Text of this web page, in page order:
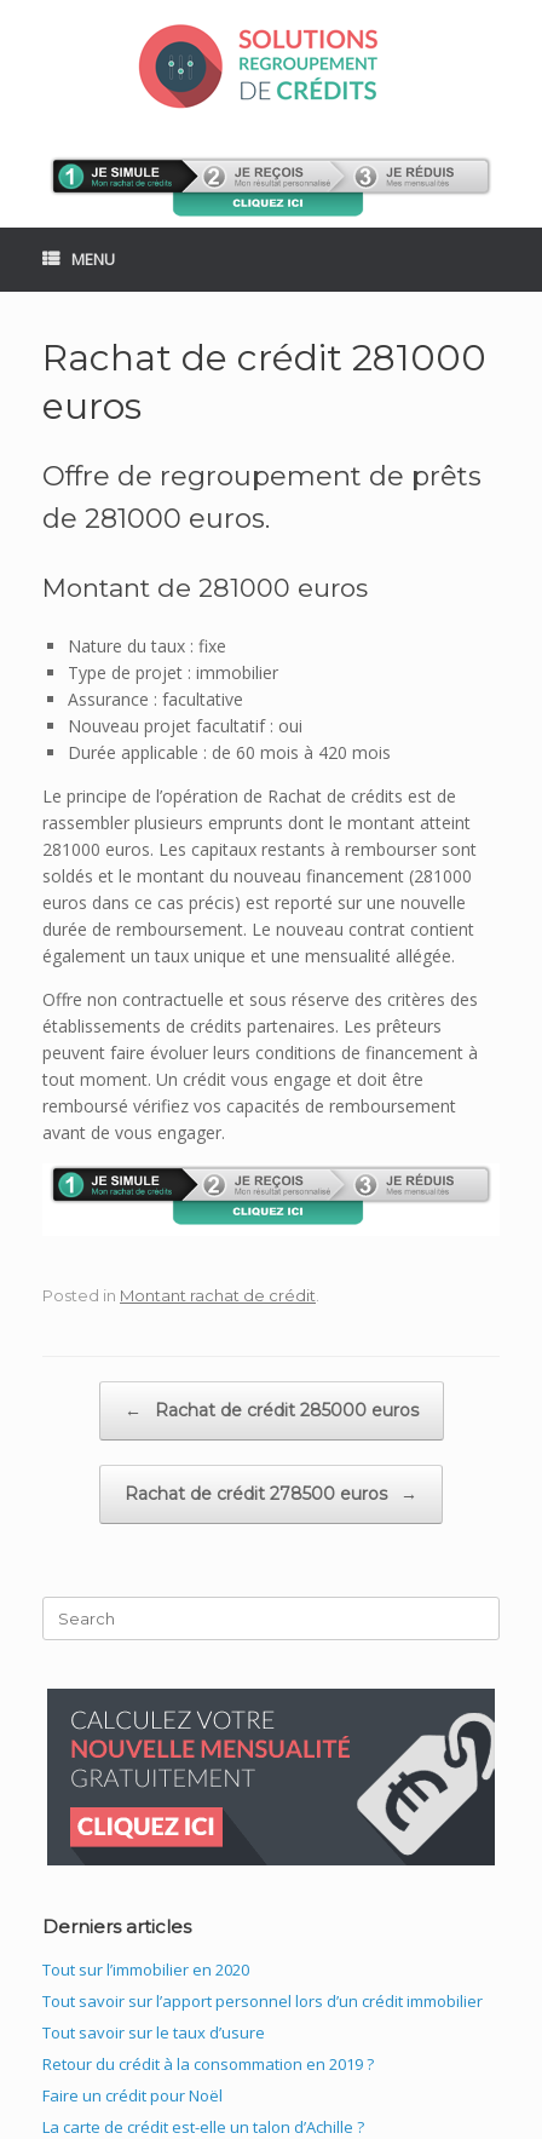
MENU
Rachat de crédit 281000
euros
Offre de regroupement de prêts
de 281000 euros.
Montant de 281000 euros
Nature du taux : fixe
Type de projet : immobilier
Assurance : facultative
Nouveau projet facultatif : oui
Durée applicable : de 60 mois à 420 mois
Le principe de l’opération de Rachat de crédits est de
rassembler plusieurs emprunts dont le montant atteint
281000 euros. Les capitaux restants à rembourser sont
soldés et le montant du nouveau financement (281000
euros dans ce cas précis) est reporté sur une nouvelle
durée de remboursement. Le nouveau contrat contient
également un taux unique et une mensualité allégée.
Offre non contractuelle et sous réserve des critères des
établissements de crédits partenaires. Les prêteurs
peuvent faire évoluer leurs conditions de financement à
tout moment. Un crédit vous engage et doit être
remboursé vérifiez vos capacités de remboursement
avant de vous engager.
Posted in Montant rachat de crédit
← Rachat de crédit 285000 euros
Rachat de crédit 278500 euros →
for:
Derniers articles
Tout sur l’immobilier en 2020
Tout savoir sur l’apport personnel lors d’un crédit immobilier
Tout savoir sur le taux d’usure
Retour du crédit à la consommation en 2019 ?
Faire un crédit pour Noël
La carte de crédit est-elle un talon d’Achille ?